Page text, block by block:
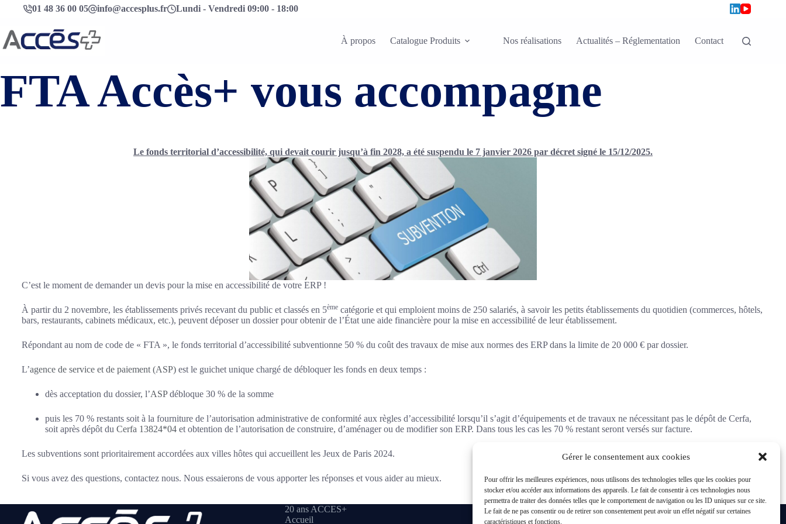
Gérer le consentement aux cookies
Pour offrir les meilleures expériences, nous utilisons des technologies telles que les cookies pour
stocker et/ou accéder aux informations des appareils. Le fait de consentir à ces technologies nous
permettra de traiter des données telles que le comportement de navigation ou les ID uniques sur ce site.
Le fait de ne pas consentir ou de retirer son consentement peut avoir un effet négatif sur certaines
caractéristiques et fonctions.
01 48 36 00 05 info@accesplus.fr Lundi - Vendredi 09:00 - 18:00
À propos Catalogue Produits Nos réalisations Actualités – Réglementation Contact
FTA Accès+ vous accompagne
Le fonds territorial d’accessibilité, qui devait courir jusqu’à fin 2028, a été suspendu le 7 janvier 2026 par décret signé le 15/12/2025.
C’est le moment de demander un devis pour la mise en accessibilité de votre ERP !
À partir du 2 novembre, les établissements privés recevant du public et classés en 5ème catégorie et qui emploient moins de 250 salariés, à savoir les petits établissements du quotidien (commerces, hôtels,
bars, restaurants, cabinets médicaux, etc.), peuvent déposer un dossier pour obtenir de l’État une aide financière pour la mise en accessibilité de leur établissement.
Répondant au nom de code de « FTA », le fonds territorial d’accessibilité subventionne 50 % du coût des travaux de mise aux normes des ERP dans la limite de 20 000 € par dossier.
L’agence de service et de paiement (ASP) est le guichet unique chargé de débloquer les fonds en deux temps :
dès acceptation du dossier, l’ASPdébloque 30 % de la somme
puis les 70 % restants soit à la fourniture de l’autorisation administrative de conformité aux règles d’accessibilité lorsqu’il s’agit d’équipements et de travaux ne nécessitant pas le dépôt de Cerfa,
soit après dépôt du Cerfa 13824*04 et obtention de l’autorisation de construire, d’aménager ou de modifier son ERP. Dans tous les cas les 70 % restant seront versés sur facture.
Les subventions sont prioritairement accordées aux villes hôtes qui accueillent les Jeux de Paris 2024.
Si vous avez des questions, contactez nous. Nous essaierons de vous apporter les réponses et vous aider au mieux.
20 ans ACCES+
Accueil
15 rue Galopin - 93700 Drancy
01 48 36 00 05